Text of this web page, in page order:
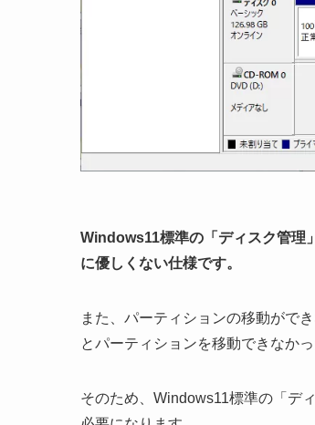
Windows11標準の「ディスク管理
に優しくない仕様です。
また、パーティションの移動がで
とパーティションを移動できなか
そのため、Windows11標準の「デ